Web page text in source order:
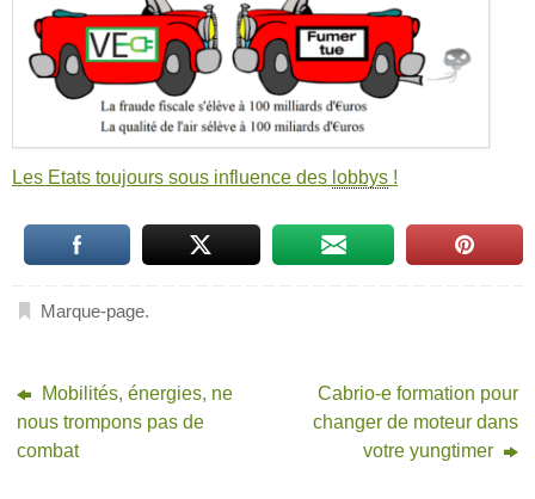
Les Etats toujours sous influence des lobbys !
Marque-page.
Mobilités, énergies, ne
nous trompons pas de
combat
Cabrio-e formation pour
changer de moteur dans
votre yungtimer